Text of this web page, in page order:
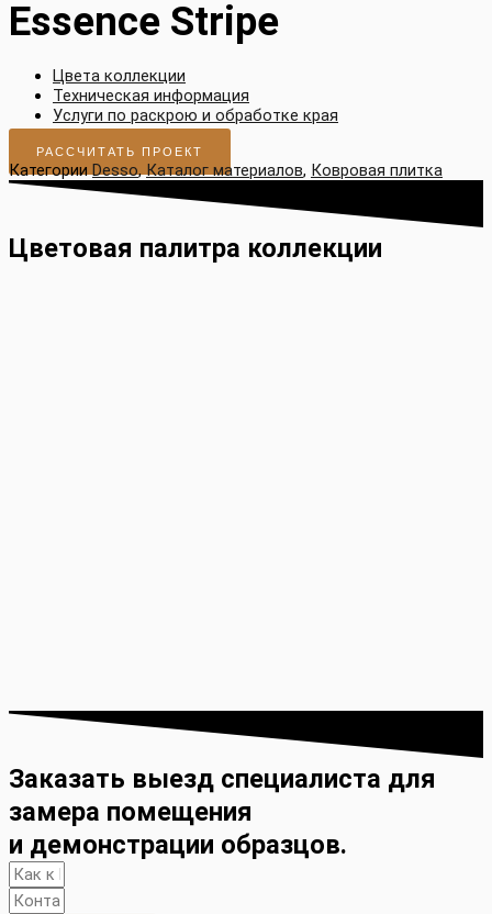
Essence Stripe
Цвета коллекции
Техническая информация
Услуги по раскрою и обработке края
РАССЧИТАТЬ ПРОЕКТ
Категории Desso,Каталог материалов, Ковровая плитка
Цветовая палитра коллекции
Заказать выезд специалиста для
замера помещения
и демонстрации образцов.